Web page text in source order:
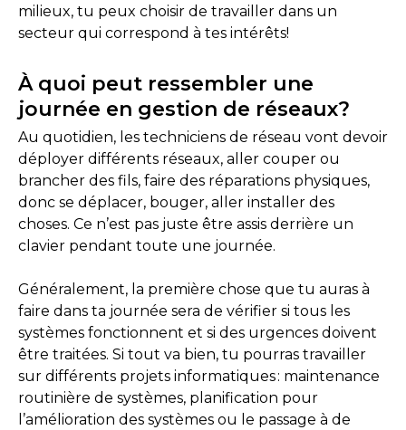
milieux, tu peux choisir de travailler dans un
secteur qui correspond à tes intérêts!
À quoi peut ressembler une
journée en gestion de réseaux?
Au quotidien, les techniciens de réseau vont devoir
déployer différents réseaux, aller couper ou
brancher des fils, faire des réparations physiques,
donc se déplacer, bouger, aller installer des
choses. Ce n’est pas juste être assis derrière un
clavier pendant toute une journée.
Généralement, la première chose que tu auras à
faire dans ta journée sera de vérifier si tous les
systèmes fonctionnent et si des urgences doivent
être traitées. Si tout va bien, tu pourras travailler
sur différents projets informatiques : maintenance
routinière de systèmes, planification pour
l’amélioration des systèmes ou le passage à de